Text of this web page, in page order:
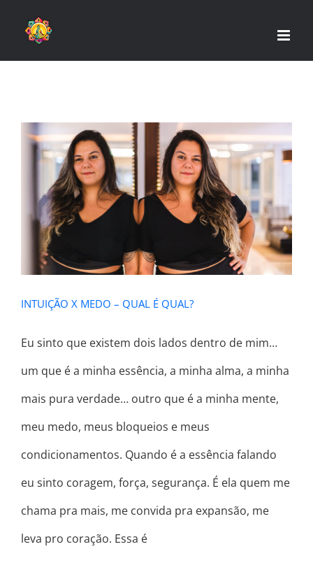
INTUIÇÃO X MEDO – QUAL É QUAL?
INTUIÇÃO X MEDO – QUAL É QUAL?
Eu sinto que existem dois lados dentro de mim…
um que é a minha essência, a minha alma, a minha
mais pura verdade… outro que é a minha mente,
meu medo, meus bloqueios e meus
condicionamentos. Quando é a essência falando
eu sinto coragem, força, segurança. É ela quem me
chama pra mais, me convida pra expansão, me
leva pro coração. Essa é